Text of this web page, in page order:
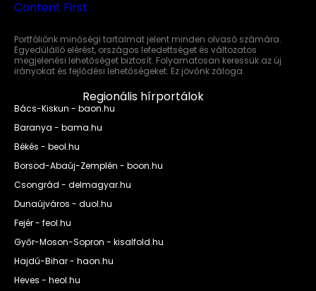
Portfóliónk minőségi tartalmat jelent minden olvasó számára.
Egyedülálló elérést, országos lefedettséget és változatos
megjelenési lehetőséget biztosít. Folyamatosan keressük az új
irányokat és fejlődési lehetőségeket. Ez jövőnk záloga.
Regionális hírportálok
Bács-Kiskun - baon.hu
Baranya - bama.hu
Békés - beol.hu
Borsod-Abaúj-Zemplén - boon.hu
Csongrád - delmagyar.hu
Dunaújváros - duol.hu
Fejér - feol.hu
Győr-Moson-Sopron - kisalfold.hu
Hajdú-Bihar - haon.hu
Heves - heol.hu